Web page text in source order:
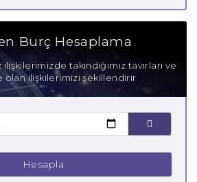
Burç Hesaplama
takındığımız tavırları ve
olan ilişkilerimizi şekillendirir
Hesapla